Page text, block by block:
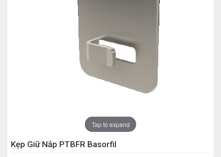
Tap to expand
Kẹp Giữ Nắp PTBFR Basorfil